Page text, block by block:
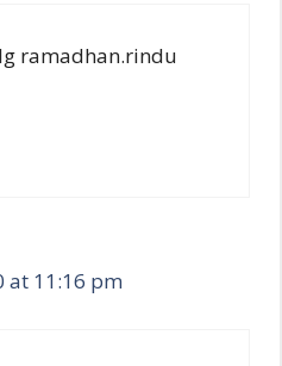
ramadhan.rindu
at 11:16 pm